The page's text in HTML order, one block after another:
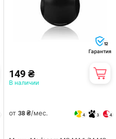
12
Гарантия
149 ₴
В наличии
от 38 ₴/мес. 4 3 4